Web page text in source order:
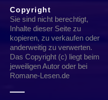
Copyright
Sie sind nicht berechtigt,
Inhalte dieser Seite zu
kopieren, zu verkaufen oder
anderweitig zu verwerten.
Das Copyright (c) liegt beim
jeweiligen Autor oder bei
Romane-Lesen.de